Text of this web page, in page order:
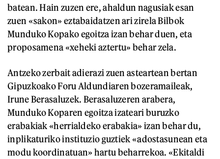
batean. Hain zuzen ere, ahaldun nagusiak esan
zuen «sakon» eztabaidatzen ari zirela Bilbok
Munduko Kopako egoitza izan behar duen, eta
proposamena «xeheki aztertu» behar zela.
Antzeko zerbait adierazi zuen asteartean bertan
Gipuzkoako Foru Aldundiaren bozeramaileak,
Irune Berasaluzek. Berasaluzeren arabera,
Munduko Koparen egoitza izateari buruzko
erabakiak «herrialdeko erabakia» izan behar du,
inplikaturiko instituzio guztiek «adostasunean eta
modu koordinatuan» hartu beharrekoa. «Ekitaldi